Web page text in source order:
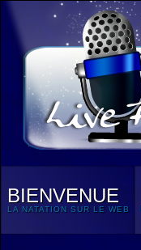
BIENVENUE
LA NATATION SUR LE WEB